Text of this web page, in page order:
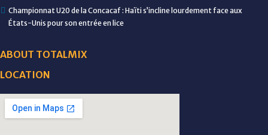
Championnat U20 de la Concacaf : Haïti s’incline lourdement face aux
États-Unis pour son entrée en lice
ABOUT TOTALMIX
LOCATION